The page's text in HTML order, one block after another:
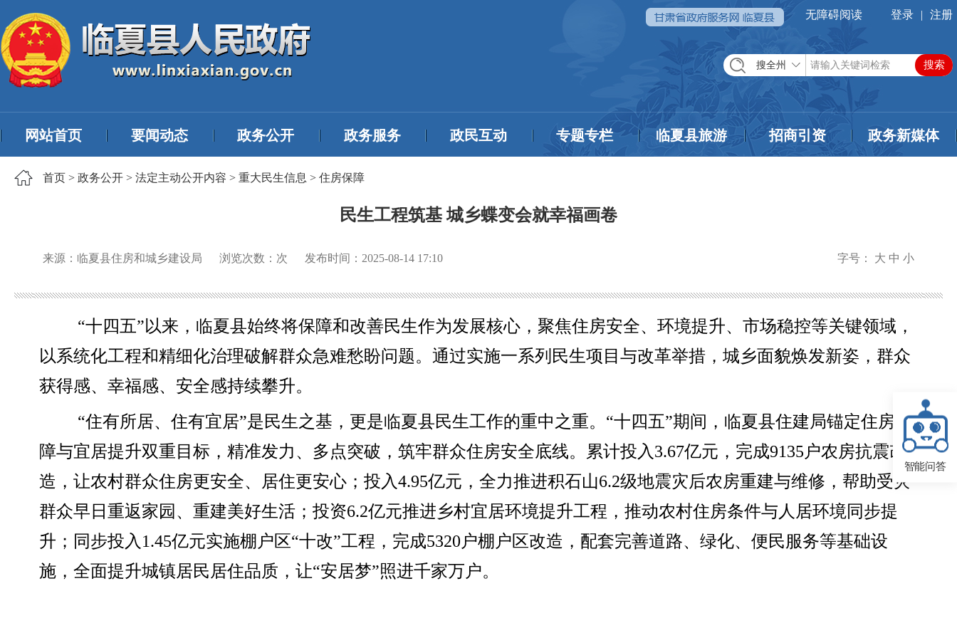
无障碍阅读 登录 | 注册
搜全州
网站首页 要闻动态 政务公开 政务服务 政民互动 专题专栏 临夏县旅游 招商引资 政务新媒体
首页 > 政务公开 > 法定主动公开内容 > 重大民生信息 > 住房保障
民生工程筑基 城乡蝶变会就幸福画卷
来源：临夏县住房和城乡建设局 浏览次数： 次 发布时间： 2025-08-14 17:10 字号： 大 中 小
“十四五”以来，临夏县始终将保障和改善民生作为发展核心，聚焦住房安全、环境提升、市场稳控等关键领域，
以系统化工程和精细化治理破解群众急难愁盼问题。通过实施一系列民生项目与改革举措，城乡面貌焕发新姿，群众
获得感、幸福感、安全感持续攀升。
“住有所居、住有宜居”是民生之基，更是临夏县民生工作的重中之重。“十四五”期间，临夏县住建局锚定住房保
障与宜居提升双重目标，精准发力、多点突破，筑牢群众住房安全底线。累计投入3.67亿元，完成9135户农房抗震改
造，让农村群众住房更安全、居住更安心；投入4.95亿元，全力推进积石山6.2级地震灾后农房重建与维修，帮助受灾
群众早日重返家园、重建美好生活；投资6.2亿元推进乡村宜居环境提升工程，推动农村住房条件与人居环境同步提
升；同步投入1.45亿元实施棚户区“十改”工程，完成5320户棚户区改造，配套完善道路、绿化、便民服务等基础设
施，全面提升城镇居民居住品质，让“安居梦”照进千家万户。
智能问答